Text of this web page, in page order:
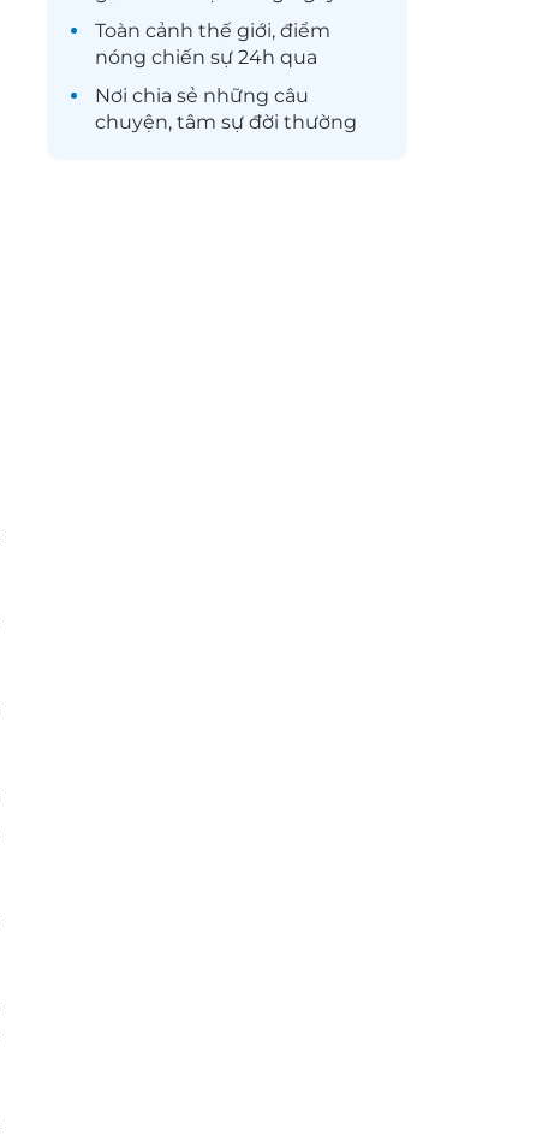
Toàn cảnh thế giới, điểm
nóng chiến sự 24h qua
Nơi chia sẻ những câu
chuyện, tâm sự đời thường